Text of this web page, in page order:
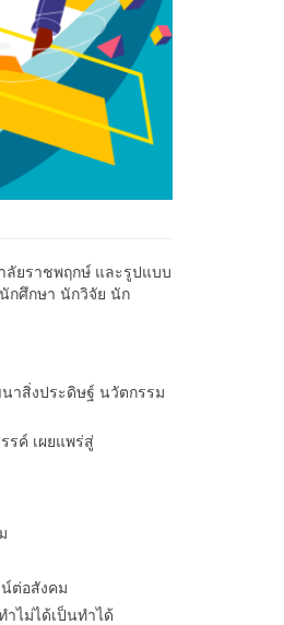
ลัยราชพฤกษ์ และรูปแบบ
กศึกษา นักวิจัย นัก
าสิ่งประดิษฐ์ นวัตกรรม
รค์ เผยแพร่สู่
ต่อสังคม
ำไม่ได้เป็นทำได้